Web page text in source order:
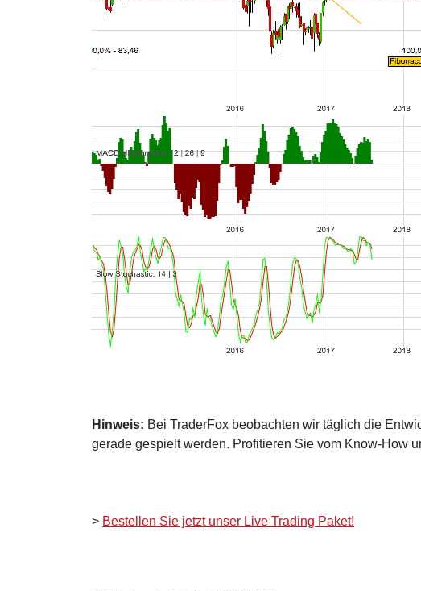
Hinweis: Bei TraderFox beobachten wir täglich die
gerade gespielt werden. Profitieren Sie vom Know-How
> Bestellen Sie jetzt unser Live Trading Paket!